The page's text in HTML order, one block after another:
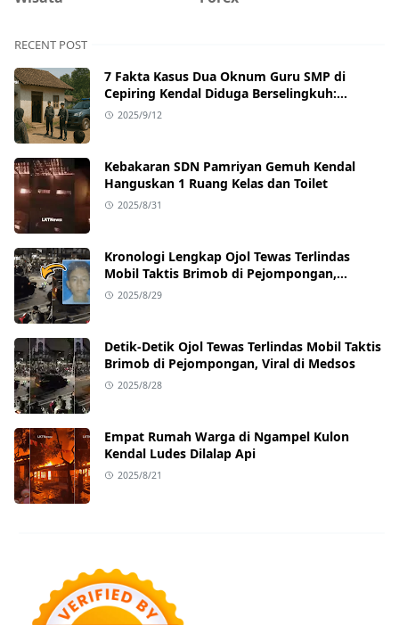
RECENT POST
7 Fakta Kasus Dua Oknum Guru SMP di
Cepiring Kendal Diduga Berselingkuh:
Kronologi, Pengakuan, hingga Sanksi
2025/9/12
Kebakaran SDN Pamriyan Gemuh Kendal
Hanguskan 1 Ruang Kelas dan Toilet
2025/8/31
Kronologi Lengkap Ojol Tewas Terlindas
Mobil Taktis Brimob di Pejompongan,
Ternyata Sedang Antar Orderan
2025/8/29
Detik-Detik Ojol Tewas Terlindas Mobil Taktis
Brimob di Pejompongan, Viral di Medsos
2025/8/28
Empat Rumah Warga di Ngampel Kulon
Kendal Ludes Dilalap Api
2025/8/21